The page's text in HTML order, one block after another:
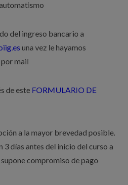
del ingreso bancario a
una vez le hayamos
mail
de este FORMULARIO DE
a la mayor brevedad posible.
3 días antes del inicio del curso a
compromiso de pago